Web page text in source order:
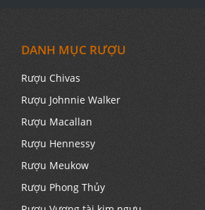
DANH MỤC RƯỢU
Rượu Chivas
Rượu Johnnie Walker
Rượu Macallan
Rượu Hennessy
Rượu Meukow
Rượu Phong Thủy